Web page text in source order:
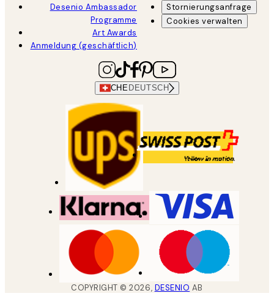
Desenio Ambassador
Programme
Art Awards
Anmeldung (geschäftlich)
Stornierungsanfrage
Cookies verwalten
CHE DEUTSCH
COPYRIGHT ©2026, DESENIO AB